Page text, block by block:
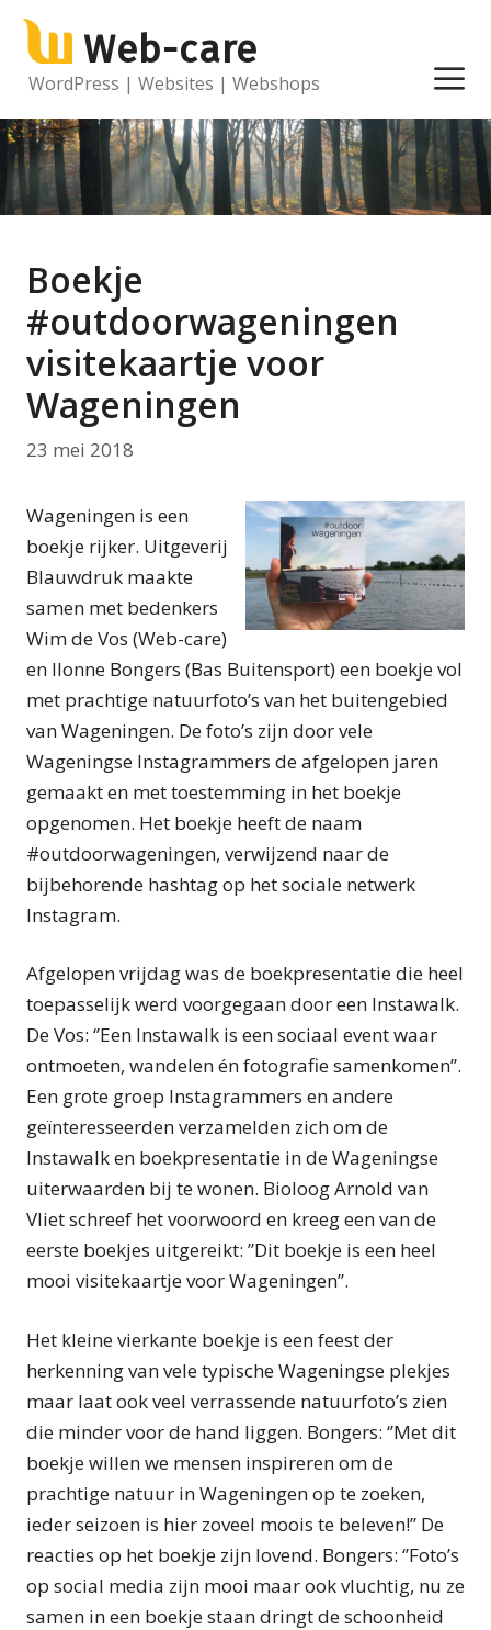
Ga
naar
Web-care
WordPress | Websites | Webshops
Boekje
#outdoorwageningen
visitekaartje voor
Wageningen
23 mei 2018
Wageningen is een
boekje rijker. Uitgeverij
Blauwdruk maakte
samen met bedenkers
Wim de Vos (Web-care)
en Ilonne Bongers (Bas Buitensport) een boekje vol
met prachtige natuurfoto’s van het buitengebied
van Wageningen. De foto’s zijn door vele
Wageningse Instagrammers de afgelopen jaren
gemaakt en met toestemming in het boekje
opgenomen. Het boekje heeft de naam
#outdoorwageningen, verwijzend naar de
bijbehorende hashtag op het sociale netwerk
Instagram.
Afgelopen vrijdag was de boekpresentatie die heel
toepasselijk werd voorgegaan door een Instawalk.
De Vos: ‘’Een Instawalk is een sociaal event waar
ontmoeten, wandelen én fotografie samenkomen’’.
Een grote groep Instagrammers en andere
geïnteresseerden verzamelden zich om de
Instawalk en boekpresentatie in de Wageningse
uiterwaarden bij te wonen. Bioloog Arnold van
Vliet schreef het voorwoord en kreeg een van de
eerste boekjes uitgereikt: ’’Dit boekje is een heel
mooi visitekaartje voor Wageningen’’.
Het kleine vierkante boekje is een feest der
herkenning van vele typische Wageningse plekjes
maar laat ook veel verrassende natuurfoto’s zien
die minder voor de hand liggen. Bongers: ‘’Met dit
boekje willen we mensen inspireren om de
prachtige natuur in Wageningen op te zoeken,
ieder seizoen is hier zoveel moois te beleven!’’ De
reacties op het boekje zijn lovend. Bongers: ‘’Foto’s
op social media zijn mooi maar ook vluchtig, nu ze
samen in een boekje staan dringt de schoonheid